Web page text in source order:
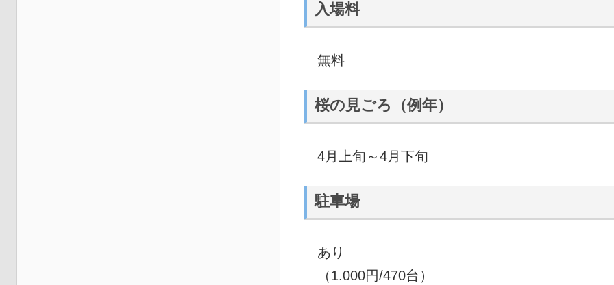
入場料
無料
桜の見ごろ（例年）
4月上旬～4月下旬
駐車場
あり
（1.000円/470台）